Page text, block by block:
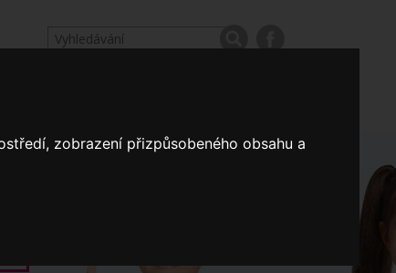
zobrazení přizpůsobeného obsahu a